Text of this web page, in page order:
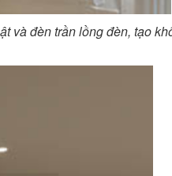
và đèn trần lồng đèn, tạo